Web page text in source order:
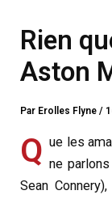
Rien
Aston
Par Erolles Flyne/
Q ue les
ne
Sean